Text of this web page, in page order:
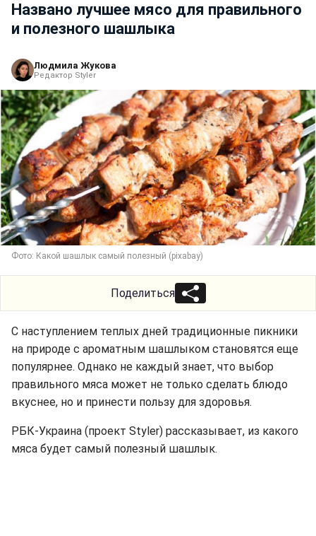
Названо лучшее мясо для правильного
и полезного шашлыка
Людмила Жукова
Редактор Styler
Фото: Какой шашлык самый полезный (pixabay)
Поделиться
С наступлением теплых дней традиционные пикники
на природе с ароматным шашлыком становятся еще
популярнее. Однако не каждый знает, что выбор
правильного мяса может не только сделать блюдо
вкуснее, но и принести пользу для здоровья.
РБК-Украина (проект Styler) рассказывает, из какого
мяса будет самый полезный шашлык.